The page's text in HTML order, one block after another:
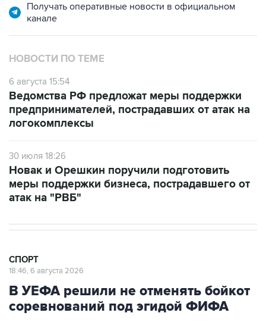
Получать оперативные новости в официальном
канале
НОВОСТИ ПО ТЕМЕ
6 августа 15:54
Ведомства РФ предложат меры поддержки
предпринимателей, пострадавших от атак на
логокомплексы
30 июля 18:26
Новак и Орешкин поручили подготовить
меры поддержки бизнеса, пострадавшего от
атак на "РВБ"
СПОРТ
18:46, 6 августа 2026
В УЕФА решили не отменять бойкот
соревнований под эгидой ФИФА